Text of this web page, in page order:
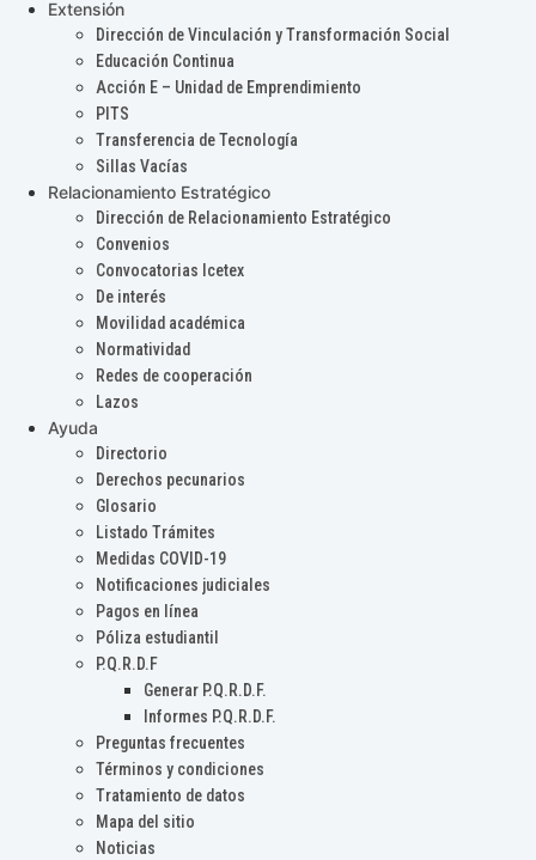
Extensión
Dirección de Vinculación y Transformación Social
Educación Continua
Acción E – Unidad de Emprendimiento
PITS
Transferencia de Tecnología
Sillas Vacías
Relacionamiento Estratégico
Dirección de Relacionamiento Estratégico
Convenios
Convocatorias Icetex
De interés
Movilidad académica
Normatividad
Redes de cooperación
Lazos
Ayuda
Directorio
Derechos pecunarios
Glosario
Listado Trámites
Medidas COVID-19
Notificaciones judiciales
Pagos en línea
Póliza estudiantil
P.Q.R.D.F
Generar P.Q.R.D.F.
Informes P.Q.R.D.F.
Preguntas frecuentes
Términos y condiciones
Tratamiento de datos
Mapa del sitio
Noticias